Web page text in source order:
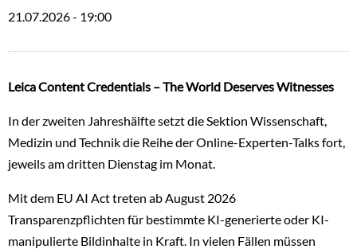
21.07.2026 - 19:00
Leica Content Credentials – The World Deserves Witnesses
In der zweiten Jahreshälfte setzt die Sektion Wissenschaft,
Medizin und Technik die Reihe der Online-Experten-Talks fort,
jeweils am dritten Dienstag im Monat.
Mit dem EU AI Act treten ab August 2026
Transparenzpflichten für bestimmte KI-generierte oder KI-
manipulierte Bildinhalte in Kraft. In vielen Fällen müssen